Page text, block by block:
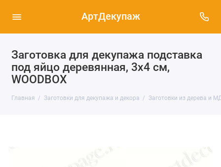
АртДекупаж
Заготовка для декупажа подставка
под яйцо деревянная, 3х4 см,
WOODBOX
Главная Заготовки для декупажа и декора Заготовки из дерева и